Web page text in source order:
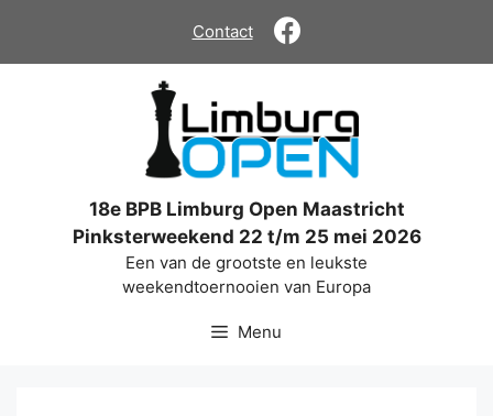
de
Contact
18e BPB Limburg Open Maastricht
Pinksterweekend 22 t/m 25 mei 2026
Een van de grootste en leukste
weekendtoernooien van Europa
Menu